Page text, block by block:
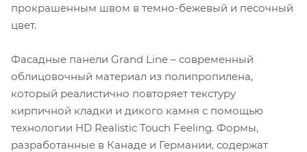
прокрашенным швом в темно-бежевый и песочный
цвет.
Фасадные панели Grand Line – современный
облицовочный материал из полипропилена,
который реалистично повторяет текстуру
кирпичной кладки и дикого камня с помощью
технологии HD Realistic Touch Feeling. Формы,
разработанные в Канаде и Германии, содержат